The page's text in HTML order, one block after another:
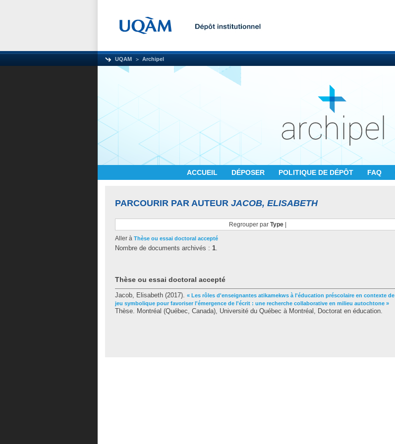
UQAM Archipel
ACCUEIL DÉPOSER POLITIQUE DE DÉPÔT FAQ
PARCOURIR PAR AUTEUR JACOB, ELISABETH
Regrouper par Type|
Aller à Thèse ou essai doctoral accepté
Nombre de documents archivés : 1.
Thèse ou essai doctoral accepté
Jacob, Elisabeth (2017). « Les rôles d'enseignantes atikamekws à l'éducation préscolaire en contexte de
jeu symbolique pour favoriser l'émergence de l'écrit : une recherche collaborative en milieu autochtone »
Thèse. Montréal (Québec, Canada), Université du Québec à Montréal, Doctorat en éducation.